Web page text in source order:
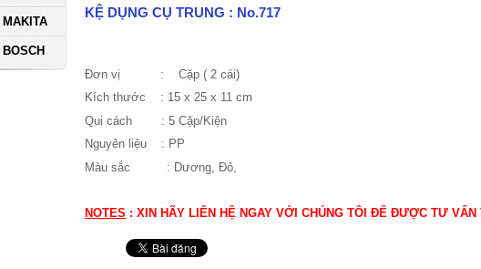
KỆ DỤNG CỤ TRUNG : No.717
Đơn vị : Cặp ( 2 cái)
Kích thước
: 15 x 25 x 11 cm
Qui cách
: 5 Cặp/Kiện
Nguyên liệu : PP
Màu sắc : Dương, Đỏ,
NOTES : XIN HÃY LIÊN HỆ NGAY VỚI CHÚNG TÔI ĐỂ ĐƯỢC TƯ VẤN